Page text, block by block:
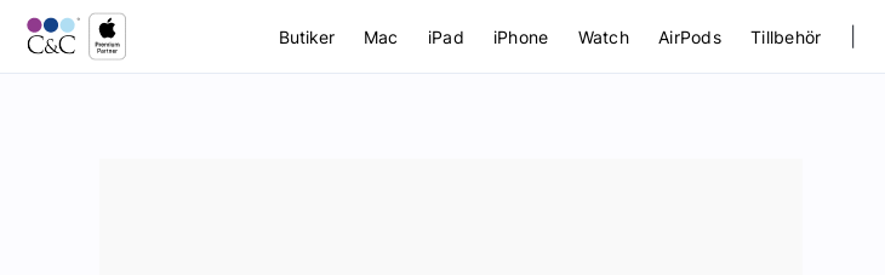
Butiker Mac iPad iPhone Watch AirPods Tillbehör